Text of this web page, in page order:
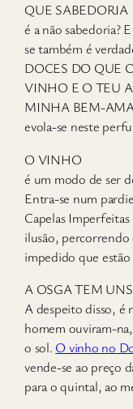
QUE SABEDORIA
é a não sabedoria?
se também é
DOCES DO QUE
VINHO E O TEU
MINHA BEM-
evola-se neste
O VINHO
é um modo de ser
Entra-se num
Capelas Imperfeitas
ilusão,
impedido que estão
A OSGA TEM
A despeito disso, é
homem ouviram-
o sol. O vinho no
vende-se ao preço
para o quintal, ao